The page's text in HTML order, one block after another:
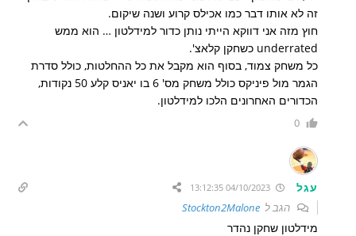
זה לא אותו דבר כמו אכילס קרוע ושנה שיקום.
חוץ מזה אני דווקא הייתי נותן כדור למידלטון … הוא ממש
underrated כשחקן קלאצ'.
כל משחק צמוד, בסוף הוא מקבל את כל ההחלטות, כולל סדרת
הגמר מול פיניקס כולל משחק מס' 6 בו יאניס קלע 50 נקודות,
הכדורים האחרונים הלכו למידלטון.
0
עגל
הגב לStockton2Malone
מידלטון שחקן נהדר